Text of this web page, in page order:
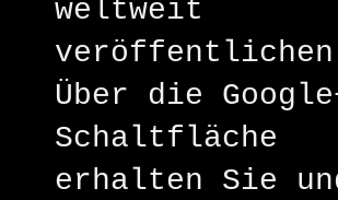
weltweit
Über die
Schaltfläche
erhalten Sie